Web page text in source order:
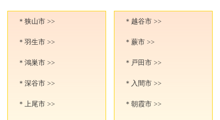
＊狭山市 >>
＊羽生市 >>
＊鴻巣市 >>
＊深谷市 >>
＊上尾市 >>
＊越谷市 >>
＊蕨市 >>
＊戸田市 >>
＊入間市 >>
＊朝霞市 >>